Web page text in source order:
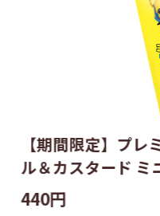
【期間限定】プ
ル＆カスタード ミ
440円